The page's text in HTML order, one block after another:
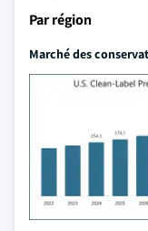
Par région
Marché des